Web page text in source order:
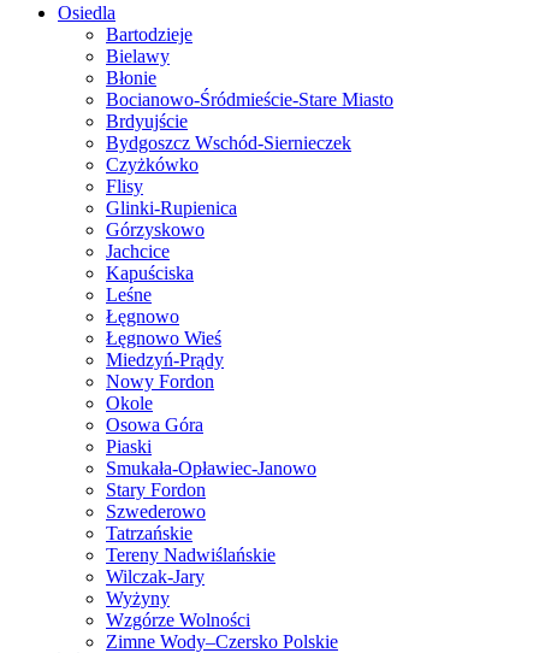
Osiedla
Bartodzieje
Bielawy
Błonie
Bocianowo-Śródmieście-Stare Miasto
Brdyujście
Bydgoszcz Wschód-Siernieczek
Czyżkówko
Flisy
Glinki-Rupienica
Górzyskowo
Jachcice
Kapuściska
Leśne
Łęgnowo
Łęgnowo Wieś
Miedzyń-Prądy
Nowy Fordon
Okole
Osowa Góra
Piaski
Smukała-Opławiec-Janowo
Stary Fordon
Szwederowo
Tatrzańskie
Tereny Nadwiślańskie
Wilczak-Jary
Wyżyny
Wzgórze Wolności
Zimne Wody–Czersko Polskie